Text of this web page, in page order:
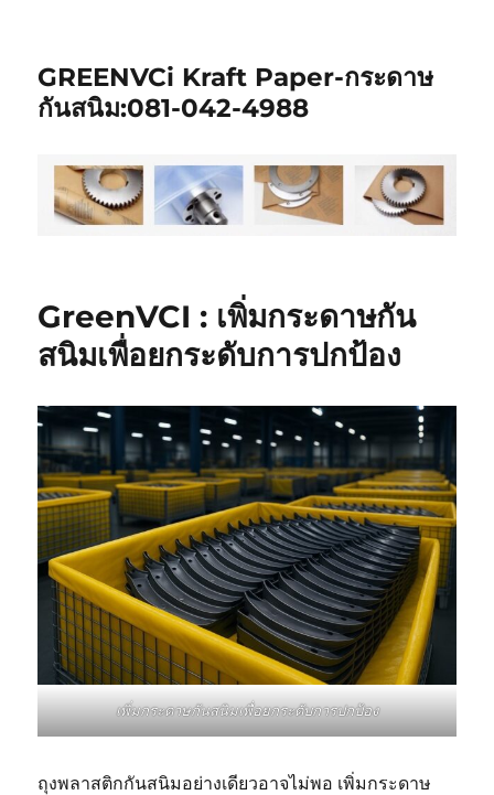
GREENVCi Kraft Paper-กระดาษ
กันสนิม:081-042-4988
GreenVCI : เพิ่มกระดาษกัน
สนิมเพื่อยกระดับการปกป้อง
เพิ่มกระดาษกันสนิมเพื่อยกระดับการปกป้อง
ถุงพลาสติกกันสนิมอย่างเดียวอาจไม่พอ เพิ่มกระดาษ